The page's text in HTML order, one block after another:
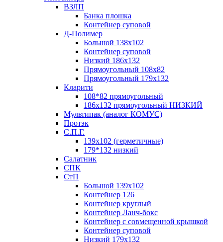
ВЗЛП
Банка плошка
Контейнер суповой
Д-Полимер
Большой 138х102
Контейнер суповой
Низкий 186х132
Прямоугольный 108х82
Прямоугольный 179х132
Кларити
108*82 прямоугольный
186х132 прямоугольный НИЗКИЙ
Мультипак (аналог КОМУС)
Протэк
С.П.Г.
139х102 (герметичные)
179*132 низкий
Салатник
СПК
СтП
Большой 139х102
Контейнер 126
Контейнер круглый
Контейнер Ланч-бокс
Контейнер с совмещенной крышкой
Контейнер суповой
Низкий 179х132